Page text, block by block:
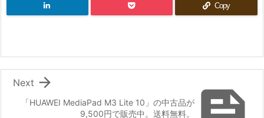
Copy
「HUAWEI MediaPad M3 Lite 10」の中古品が
9,500円で販売中。送料無料。

Next